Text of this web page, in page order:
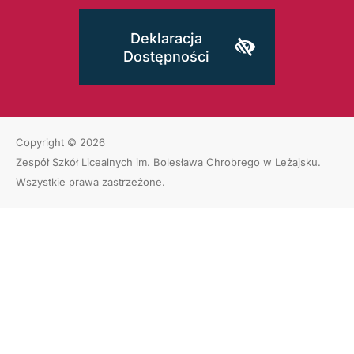
Deklaracja
Dostępności
Copyright © 2026
Zespół Szkół Licealnych im. Bolesława Chrobrego w Leżajsku.
Wszystkie prawa zastrzeżone.